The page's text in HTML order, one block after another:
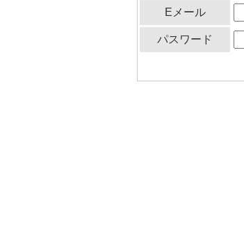
Eメール
パスワード